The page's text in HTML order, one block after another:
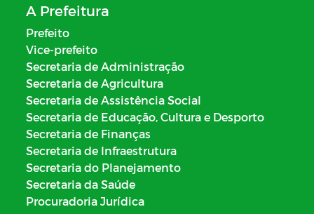
A Prefeitura
Prefeito
Vice-prefeito
Secretaria de Administração
Secretaria de Agricultura
Secretaria de Assistência Social
Secretaria de Educação, Cultura e Desporto
Secretaria de Finanças
Secretaria de Infraestrutura
Secretaria do Planejamento
Secretaria da Saúde
Procuradoria Jurídica